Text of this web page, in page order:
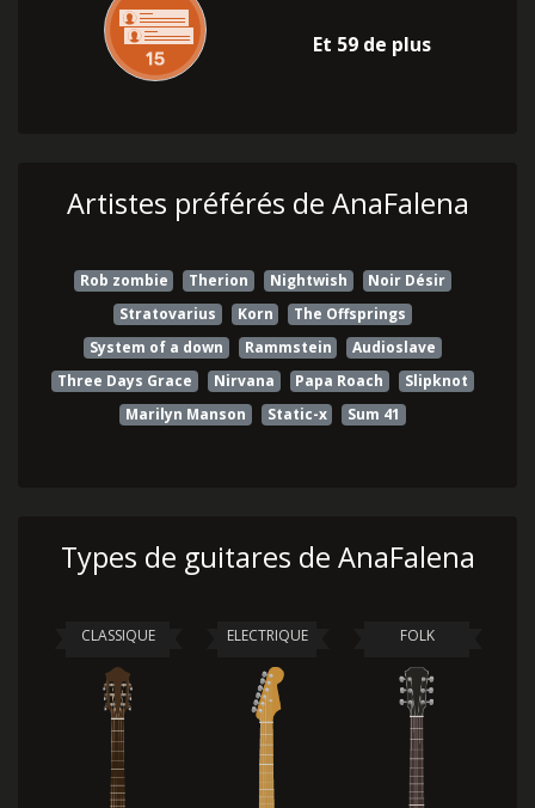
Et 59 de plus
Artistes préférés de AnaFalena
Rob zombie Therion Nightwish
Noir Désir
Stratovarius
Korn
The Offsprings
System of a down
Rammstein
Audioslave
Three Days Grace
Nirvana Papa Roach
Slipknot
Marilyn Manson
Static-x Sum 41
Types de guitares de AnaFalena
CLASSIQUE ELECTRIQUE FOLK